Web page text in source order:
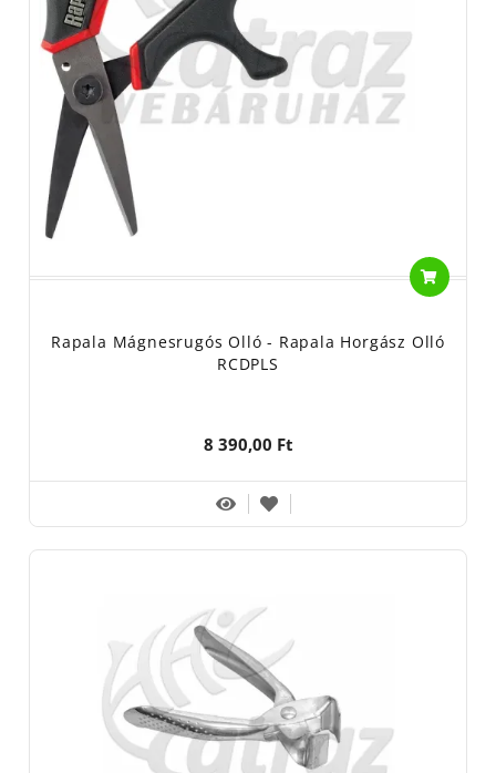
Rapala Mágnesrugós Olló - Rapala Horgász Olló
RCDPLS
8 390,00 Ft